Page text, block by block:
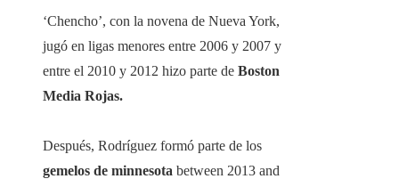
‘Chencho’, con la novena de Nueva York,
jugó en ligas menores entre 2006 y 2007 y
entre el 2010 y 2012 hizo parte de Boston
Media Rojas.
Después, Rodríguez formó parte de los
gemelos de minnesota between 2013 and